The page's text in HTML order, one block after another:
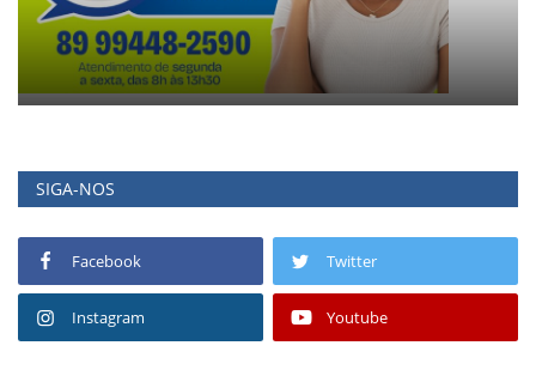
SIGA-NOS
Facebook Twitter
Instagram Youtube